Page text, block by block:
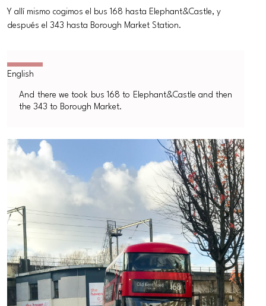
Y allí mismo cogimos el bus 168 hasta Elephant&Castle, y
después el 343 hasta Borough Market Station.
And there we took bus 168 to Elephant&Castle and then
the 343 to Borough Market.